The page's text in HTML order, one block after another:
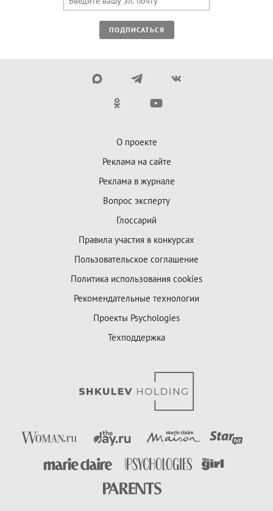
ПОДПИСАТЬСЯ
О проекте
Реклама на сайте
Реклама в журнале
Вопрос эксперту
Глоссарий
Правила участия в конкурсах
Пользовательское соглашение
Политика использования cookies
Рекомендательные технологии
Проекты Psychologies
Техподдержка